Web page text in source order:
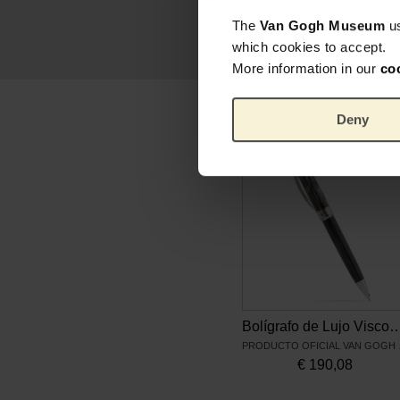
The Van Gogh Museum
which cookies to accept.
More information in our
Deny
Bolígrafo de Lujo Visconti – Los
€ 190,08